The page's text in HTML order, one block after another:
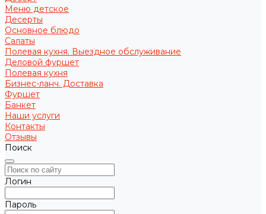
Меню детское
Десерты
Основное блюдо
Салаты
Полевая кухня. Выездное обслуживание
Деловой фуршет
Полевая кухня
Бизнес-ланч. Доставка
Фуршет
Банкет
Наши услуги
Контакты
Отзывы
Поиск
Логин
Пароль